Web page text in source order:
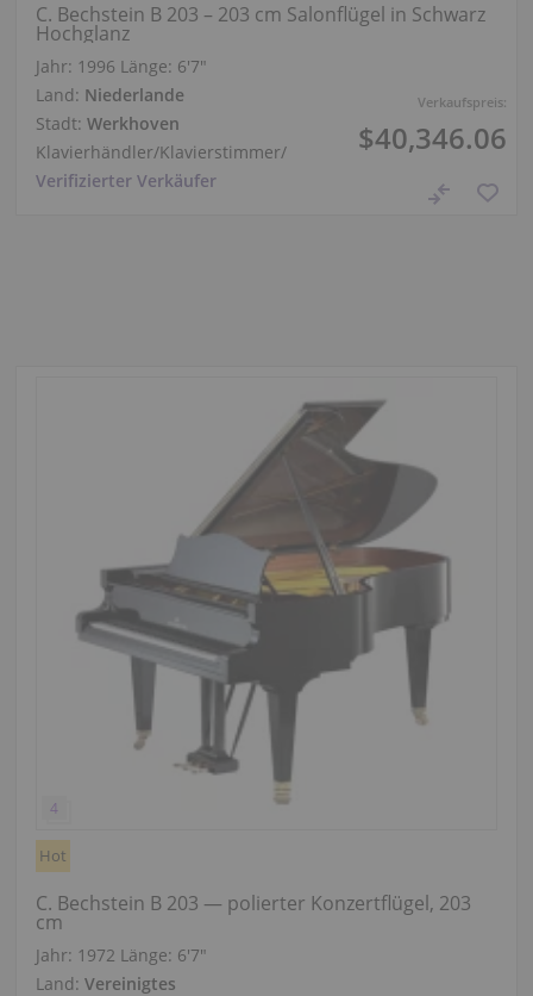
Verkaufspreis:
$40,346.06
C. Bechstein B 203 – 203 cm Salonflügel in Schwarz
Hochglanz
Jahr: 1996 Länge: 6′7″
Land: Niederlande
Stadt: Werkhoven
Klavierhändler/Klavierstimmer/
Verifizierter Verkäufer
Hot
C. Bechstein B 203 — polierter Konzertflügel, 203
cm
Jahr: 1972 Länge: 6′7″
Land: Vereinigtes